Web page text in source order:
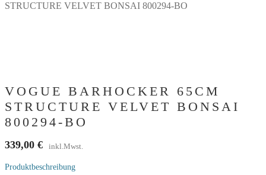
STRUCTURE VELVET BONSAI 800294-BO
VOGUE BARHOCKER 65CM
STRUCTURE VELVET BONSAI
800294-BO
339,00 € inkl.Mwst.
Produktbeschreibung